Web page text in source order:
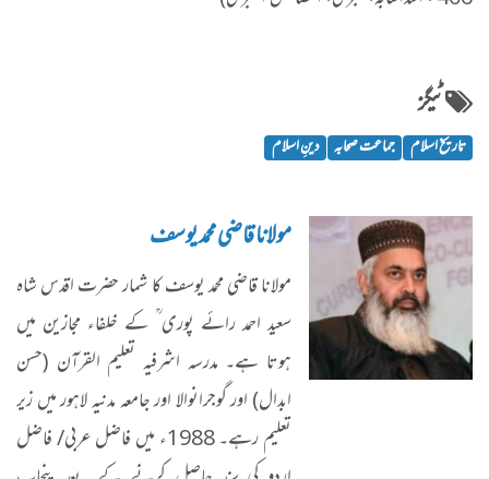
ٹیگز
تاریخ اسلام جماعت صحابہ دینِ اسلام
مولانا قاضی محمد یوسف
مولانا قاضی محمد یوسف کا شمار حضرت اقدس شاہ
سعید احمد رائے پوری ؒ کے خلفاء مجازین میں
ہوتا ہے۔ مدرسہ اشرفیہ تعلیم القرآن (حسن
ابدال) اور گوجرانوالا اور جامعہ مدنیہ لاہور میں زیر
تعلیم رہے۔ 1988ء میں فاضل عربی/ فاضل